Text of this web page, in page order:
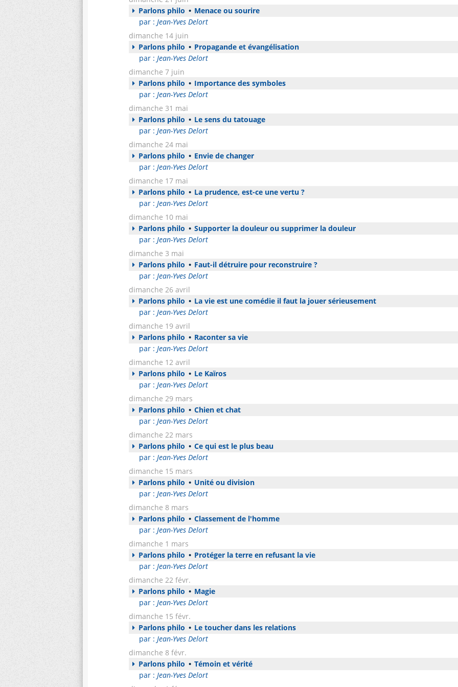
Parlons philo • Menace ou sourire
par : Jean-Yves Delort
dimanche 14 juin
Parlons philo • Propagande et évangélisation
par : Jean-Yves Delort
dimanche 7 juin
Parlons philo • Importance des symboles
par : Jean-Yves Delort
dimanche 31 mai
Parlons philo • Le sens du tatouage
par : Jean-Yves Delort
dimanche 24 mai
Parlons philo • Envie de changer
par : Jean-Yves Delort
dimanche 17 mai
Parlons philo • La prudence, est-ce une vertu ?
par : Jean-Yves Delort
dimanche 10 mai
Parlons philo • Supporter la douleur ou supprimer la douleur
par : Jean-Yves Delort
dimanche 3 mai
Parlons philo • Faut-il détruire pour reconstruire ?
par : Jean-Yves Delort
dimanche 26 avril
Parlons philo • La vie est une comédie il faut la jouer sérieusement
par : Jean-Yves Delort
dimanche 19 avril
Parlons philo • Raconter sa vie
par : Jean-Yves Delort
dimanche 12 avril
Parlons philo • Le Kaïros
par : Jean-Yves Delort
dimanche 29 mars
Parlons philo • Chien et chat
par : Jean-Yves Delort
dimanche 22 mars
Parlons philo • Ce qui est le plus beau
par : Jean-Yves Delort
dimanche 15 mars
Parlons philo • Unité ou division
par : Jean-Yves Delort
dimanche 8 mars
Parlons philo • Classement de l'homme
par : Jean-Yves Delort
dimanche 1 mars
Parlons philo • Protéger la terre en refusant la vie
par : Jean-Yves Delort
dimanche 22 févr.
Parlons philo • Magie
par : Jean-Yves Delort
dimanche 15 févr.
Parlons philo • Le toucher dans les relations
par : Jean-Yves Delort
dimanche 8 févr.
Parlons philo • Témoin et vérité
par : Jean-Yves Delort